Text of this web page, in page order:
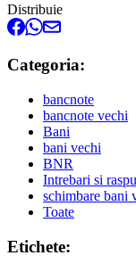
Distribuie
Categoria:
bancnote
bancnote vechi
Bani
bani vechi
BNR
Intrebari si
schimbare bani
Toate
Etichete: